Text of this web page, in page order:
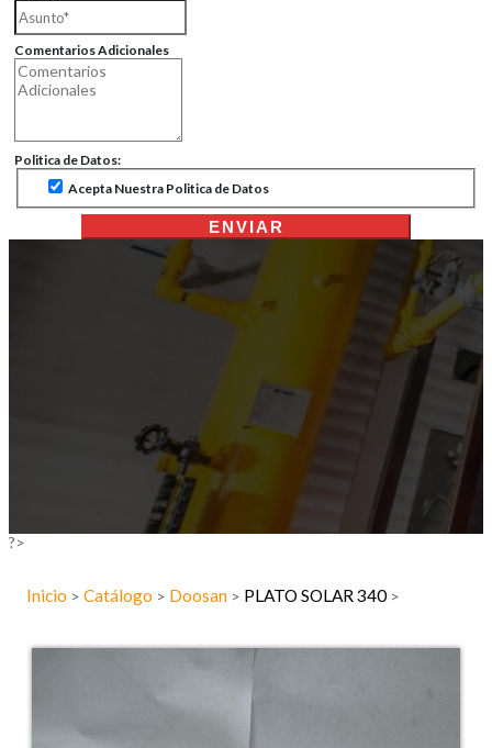
Comentarios Adicionales
Politica de Datos:
Acepta Nuestra Politica de Datos
ENVIAR
?>
Inicio > Catálogo > Doosan > PLATO SOLAR 340 >